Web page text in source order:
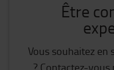
Être
Vous souhaitez en
? Contactez-